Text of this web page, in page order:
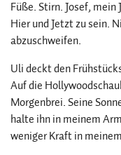
Füße. Stirn. Josef,
Hier und Jetzt zu sein.
abzuschweifen.
Uli deckt den
Auf die
Morgenbrei. Seine
halte ihn in meinem
weniger Kraft in